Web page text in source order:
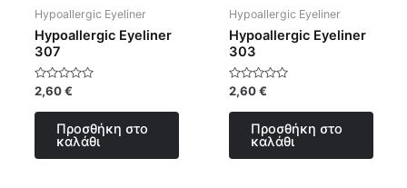
Hypoallergic Eyeliner
Hypoallergic Eyeliner
307
Βαθμολογήθηκε
με
0
2,60€
Προσθήκη στο
καλάθι
Hypoallergic Eyeliner
Hypoallergic Eyeliner
303
Βαθμολογήθηκε
με
0
2,60€
Προσθήκη στο
καλάθι